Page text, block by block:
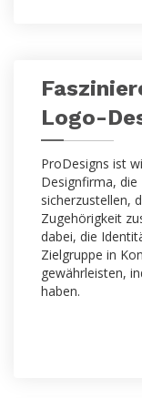
Logo-
ProDesigns ist
Designfirma,
sicherzustellen,
Zugehörigkeit
dabei, die
Zielgruppe in
gewährleisten,
haben.